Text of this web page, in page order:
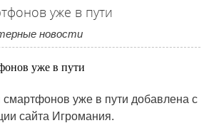
уже в пути
новости
уже в пути добавлена с
сайта Игромания.